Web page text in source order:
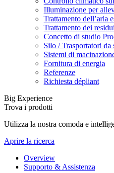
Illuminazione per
Trattamento dell’aria
Trattamento dei residui
Concetto di studio
Silo / Trasportatori da
Sistemi di
Fornitura di energia
Referenze
Richiesta dépliant
Big Experience
Trova i prodotti
Utilizza la nostra comoda e
Aprire la ricerca
Overview
Supporto & Assistenza